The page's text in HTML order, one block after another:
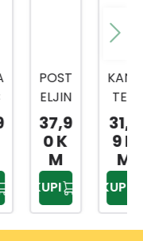
POST
ELJIN
JEDN
OKRE
VETN
A 3/1
150X
200
37,9
0 K
KANE
JAST
CON
TROL
50X7
31,2
9 K
KUPI